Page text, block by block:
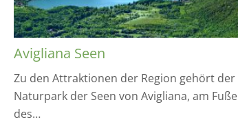
Avigliana Seen
Zu den Attraktionen der Region gehört der
Naturpark der Seen von Avigliana, am Fuße
des…